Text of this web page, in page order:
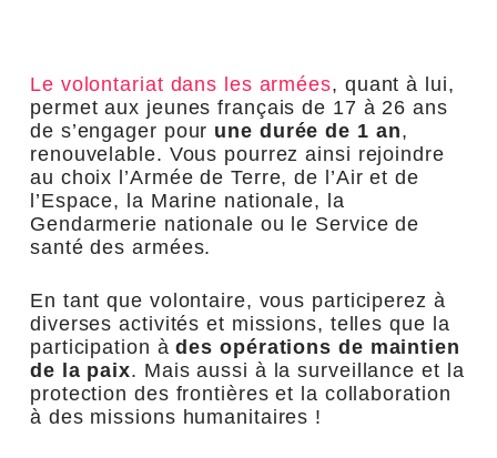
Le volontariat dans les armées, quant à lui,
permet aux jeunes français de 17 à 26 ans
de s’engager pour une durée de 1 an,
renouvelable. Vous pourrez ainsi rejoindre
au choix l’Armée de Terre, de l’Air et de
l’Espace, la Marine nationale, la
Gendarmerie nationale ou le Service de
santé des armées.
En tant que volontaire, vous participerez à
diverses activités et missions, telles que la
participation à des opérations de maintien
de la paix. Mais aussi à la surveillance et la
protection des frontières et la collaboration
à des missions humanitaires !